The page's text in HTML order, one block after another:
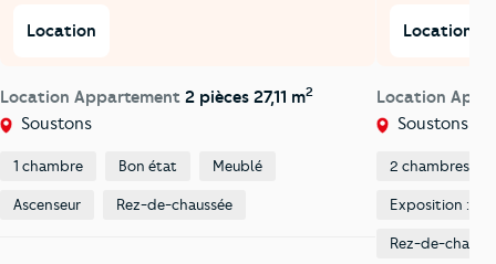
Location
Location Appartement 2 pièces 27,11 m2
Soustons
1 chambre Bon état Meublé
Ascenseur Rez-de-chaussée
Location
Location
Soustons
2 chambres
Exposition :
Rez-de-